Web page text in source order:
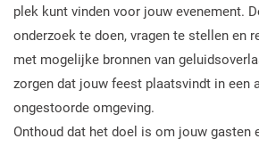
plek kunt vinden voor jouw evenement.
onderzoek te doen, vragen te stellen en
met mogelijke bronnen van
zorgen dat jouw feest plaatsvindt in een
ongestoorde omgeving.
Onthoud dat het doel is om jouw gasten